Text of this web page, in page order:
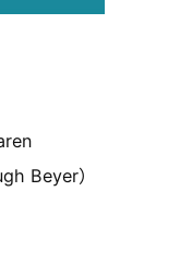
Beyer）